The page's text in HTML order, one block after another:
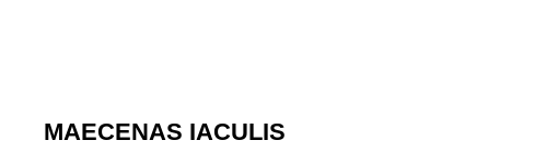
MAECENAS IACULIS